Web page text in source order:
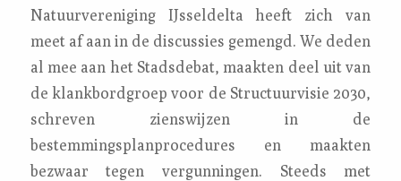
Natuurvereniging IJsseldelta heeft zich van
meet af aan in de discussies gemengd. We deden
al mee aan het Stadsdebat, maakten deel uit van
de klankbordgroep voor de Structuurvisie 2030,
schreven zienswijzen in de
bestemmingsplanprocedures en maakten
bezwaar tegen vergunningen. Steeds met